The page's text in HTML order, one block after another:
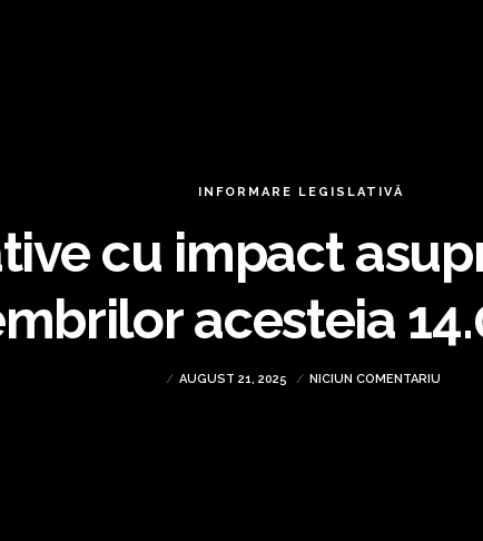
INFORMARE LEGISLATIVĂ
cu impact
acesteia
AUGUST 21, 2025 NICIUN COMENTARIU